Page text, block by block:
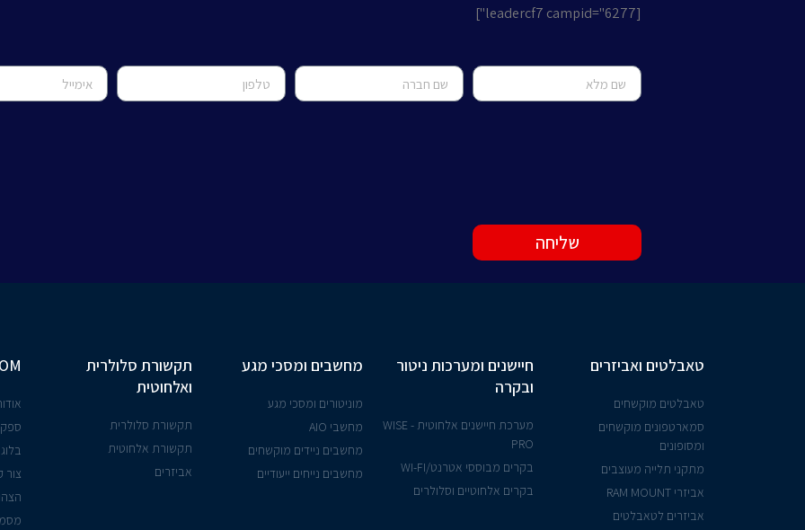
[leadercf7 campid="6277"]
שליחה
טאבלטים ואביזרים
טאבלטים מוקשחים
סמארטפונים מוקשחים
ומסופונים
מתקני תלייה מעוצבים
אביזרי RAM MOUNT
אביזרים לטאבלטים
חיישנים ומערכות ניטור
ובקרה
מערכת חיישנים אלחוטית - WISE
PRO
בקרים מבוססי אטרנט/WI-FI
בקרים אלחוטיים וסלולרים
מחשבים ומסכי מגע
מוניטורים ומסכי מגע
מחשבי AIO
מחשבים ניידים מוקשחים
מחשבים נייחים ייעודיים
תקשורת סלולרית
ואלחוטית
תקשורת סלולרית
תקשורת אלחוטית
אביזרים
בלוג
צור